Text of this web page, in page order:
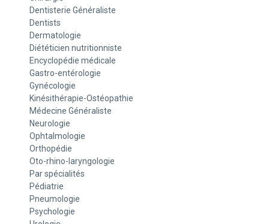
Dentisterie Généraliste
Dentists
Dermatologie
Diététicien nutritionniste
Encyclopédie médicale
Gastro-entérologie
Gynécologie
Kinésithérapie-Ostéopathie
Médecine Généraliste
Neurologie
Ophtalmologie
Orthopédie
Oto-rhino-laryngologie
Par spécialités
Pédiatrie
Pneumologie
Psychologie